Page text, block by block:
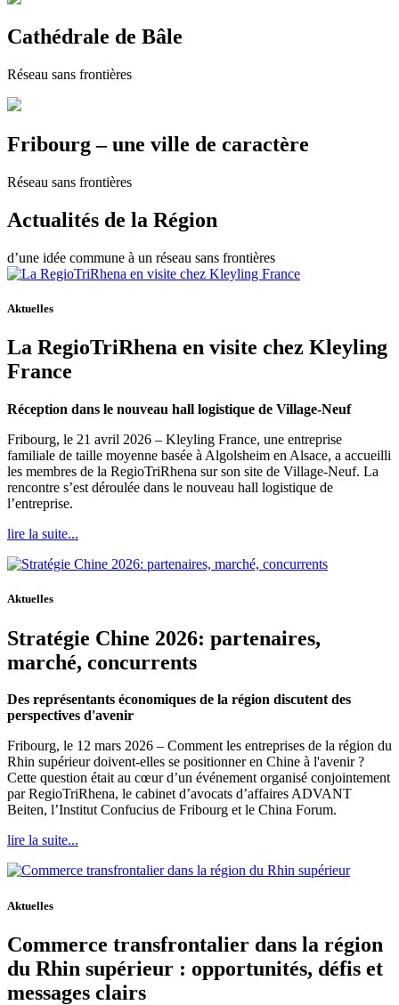
Cathédrale de Bâle
Réseau sans frontières
Fribourg – une ville de caractère
Réseau sans frontières
Actualités de la Région
d’une idée commune à un réseau sans frontières
Aktuelles
La RegioTriRhena en visite chez Kleyling
France
Réception dans le nouveau hall logistique de Village-Neuf
Fribourg, le 21 avril 2026 – Kleyling France, une entreprise
familiale de taille moyenne basée à Algolsheim en Alsace, a accueilli
les membres de la RegioTriRhena sur son site de Village-Neuf. La
rencontre s’est déroulée dans le nouveau hall logistique de
l’entreprise.
lire la suite...
Aktuelles
Stratégie Chine 2026: partenaires,
marché, concurrents
Des représentants économiques de la région discutent des
perspectives d'avenir
Fribourg, le 12 mars 2026 – Comment les entreprises de la région du
Rhin supérieur doivent-elles se positionner en Chine à l'avenir ?
Cette question était au cœur d’un événement organisé conjointement
par RegioTriRhena, le cabinet d’avocats d’affaires ADVANT
Beiten, l’Institut Confucius de Fribourg et le China Forum.
lire la suite...
Aktuelles
Commerce transfrontalier dans la région
du Rhin supérieur : opportunités, défis et
messages clairs